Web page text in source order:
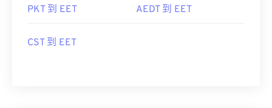
PKT 到 EET AEDT 到 EET
CST 到 EET